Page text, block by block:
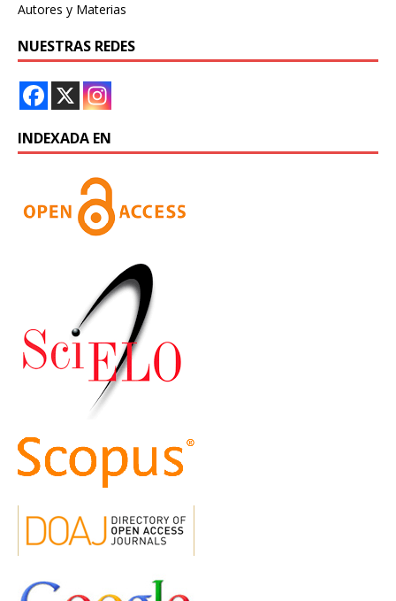
Autores y Materias
NUESTRAS REDES
INDEXADA EN